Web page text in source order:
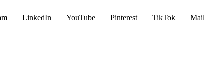
LinkedIn YouTube Pinterest TikTok Mail